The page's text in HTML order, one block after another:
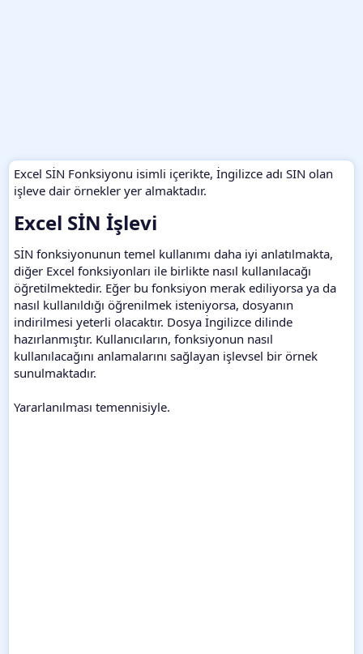
Excel SİN Fonksiyonu isimli içerikte, İngilizce adı SIN olan
işleve dair örnekler yer almaktadır.
Excel SİN İşlevi​
SİN fonksiyonunun temel kullanımı daha iyi anlatılmakta,
diğer Excel fonksiyonları ile birlikte nasıl kullanılacağı
öğretilmektedir. Eğer bu fonksiyon merak ediliyorsa ya da
nasıl kullanıldığı öğrenilmek isteniyorsa, dosyanın
indirilmesi yeterli olacaktır. Dosya İngilizce dilinde
hazırlanmıştır. Kullanıcıların, fonksiyonun nasıl
kullanılacağını anlamalarını sağlayan işlevsel bir örnek
sunulmaktadır.
Yararlanılması temennisiyle.